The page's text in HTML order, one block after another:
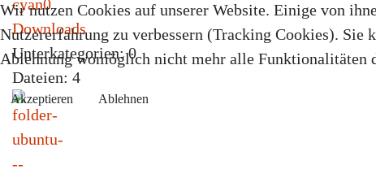
Downloads
Unterkategorien: 0
Dateien: 4
Wir nutzen Cookies auf unserer Website. Einige von
Nutzererfahrung zu verbessern (Tracking Cookies). Sie
Ablehnung womöglich nicht mehr alle Funktionalitäten
Akzeptieren Ablehnen